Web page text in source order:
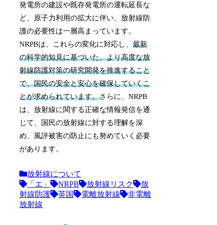
発電所の建設や既存発電所の運転延長な
ど、原子力利用の拡大に伴い、放射線防
護の必要性は一層高まっています。
NRPBは、これらの変化に対応し、最新
の科学的知見に基づいた、より高度な放
射線防護対策の研究開発を推進すること
で、国民の安全と安心を確保していくこ
とが求められています。さらに、NRPB
は、放射線に関する正確な情報発信を通
じて、国民の放射線に対する理解を深
め、風評被害の防止にも努めていく必要
があります。
放射線について
「エ」
NRPB 放射線リスク
放
射線防護
英国 電離放射線
非電離
放射線